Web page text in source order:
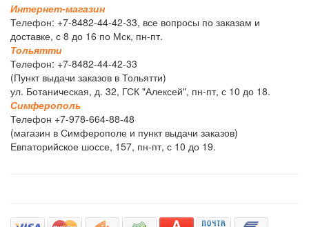
Интернет-магазин
Телефон: +7-8482-44-42-33, все вопросы по заказам и
доставке, с 8 до 16 по Мск, пн-пт.
Тольятти
Телефон: +7-8482-44-42-33
(Пункт выдачи заказов в Тольятти)
ул. Ботаническая, д. 32, ГСК "Алексей", пн-пт, с 10 до 18.
Симферополь
Телефон +7-978-664-88-48
(магазин в Симферополе и пункт выдачи заказов)
Евпаторийское шоссе, 157, пн-пт, с 10 до 19.